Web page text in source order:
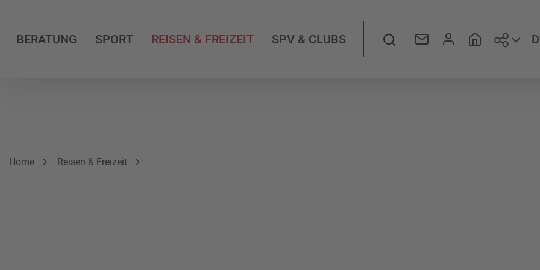
BERATUNG SPORT REISEN & FREIZEIT SPV & CLUBS Suche
Breadcrumbnavigation
Sie befinden sich hier:
Home Reisen & Freizeit